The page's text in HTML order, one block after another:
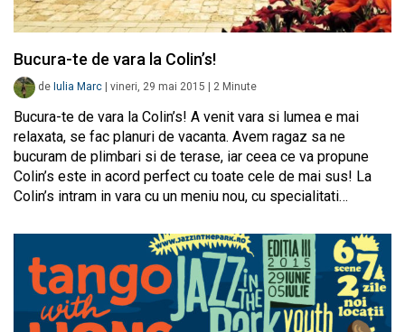
Bucura-te de vara la Colin’s!
de Iulia Marc | vineri, 29 mai 2015 | 2 Minute
Bucura-te de vara la Colin’s! A venit vara si lumea e mai
relaxata, se fac planuri de vacanta. Avem ragaz sa ne
bucuram de plimbari si de terase, iar ceea ce va propune
Colin’s este in acord perfect cu toate cele de mai sus! La
Colin’s intram in vara cu un meniu nou, cu specialitati…